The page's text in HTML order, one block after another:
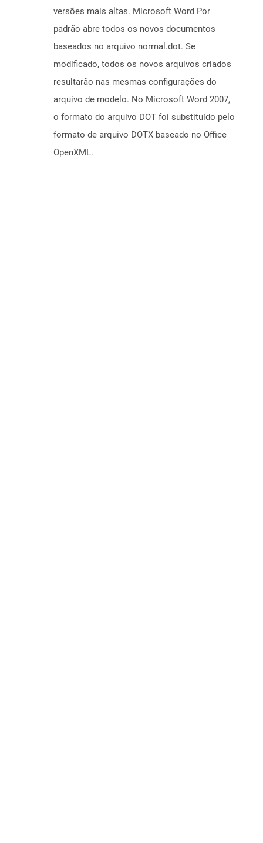
versões mais altas. Microsoft Word Por
padrão abre todos os novos documentos
baseados no arquivo normal.dot. Se
modificado, todos os novos arquivos criados
resultarão nas mesmas configurações do
arquivo de modelo. No Microsoft Word 2007,
o formato do arquivo DOT foi substituído pelo
formato de arquivo DOTX baseado no Office
OpenXML.